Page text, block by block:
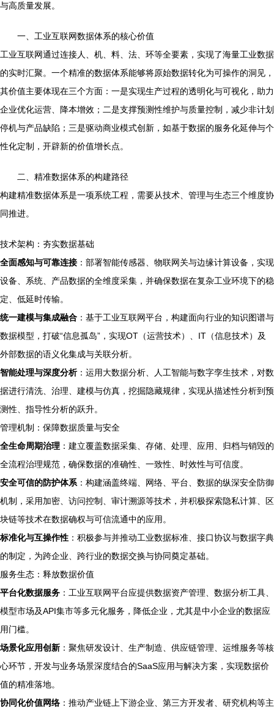
与高质量发展。
一、工业互联网数据体系的核心价值
工业互联网通过连接人、机、料、法、环等全要素，实现了海量工业数据
的实时汇聚。一个精准的数据体系能够将原始数据转化为可操作的洞见，
其价值主要体现在三个方面：一是实现生产过程的透明化与可视化，助力
企业优化运营、降本增效；二是支撑预测性维护与质量控制，减少非计划
停机与产品缺陷；三是驱动商业模式创新，如基于数据的服务化延伸与个
性化定制，开辟新的价值增长点。
二、精准数据体系的构建路径
构建精准数据体系是一项系统工程，需要从技术、管理与生态三个维度协
同推进。
技术架构：夯实数据基础
全面感知与可靠连接 ：部署智能传感器、物联网关与边缘计算设备，实现
设备、系统、产品数据的全维度采集，并确保数据在复杂工业环境下的稳
定、低延时传输。
统一建模与集成融合 ：基于工业互联网平台，构建面向行业的知识图谱与
数据模型，打破“信息孤岛”，实现OT（运营技术）、IT（信息技术）及
外部数据的语义化集成与关联分析。
智能处理与深度分析：运用大数据分析、人工智能与数字孪生技术，对数
据进行清洗、治理、建模与仿真，挖掘隐藏规律，实现从描述性分析到预
测性、指导性分析的跃升。
管理机制：保障数据质量与安全
全生命周期治理 ：建立覆盖数据采集、存储、处理、应用、归档与销毁的
全流程治理规范，确保数据的准确性、一致性、时效性与可信度。
安全可信的防护体系 ：构建涵盖终端、网络、平台、数据的纵深安全防御
机制，采用加密、访问控制、审计溯源等技术，并积极探索隐私计算、区
块链等技术在数据确权与可信流通中的应用。
标准化与互操作性 ：积极参与并推动工业数据标准、接口协议与数据字典
的制定，为跨企业、跨行业的数据交换与协同奠定基础。
服务生态：释放数据价值
平台化数据服务 ：工业互联网平台应提供数据资产管理、数据分析工具、
模型市场及API集市等多元化服务，降低企业，尤其是中小企业的数据应
用门槛。
场景化应用创新 ：聚焦研发设计、生产制造、供应链管理、运维服务等核
心环节，开发与业务场景深度结合的SaaS应用与解决方案，实现数据价
值的精准落地。
协同化价值网络 ：推动产业链上下游企业、第三方开发者、研究机构等主